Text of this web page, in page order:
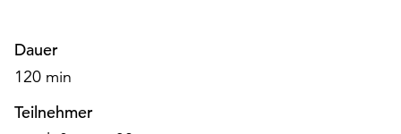
Weitere
Informationen
finden
Sie
Dauer
120 min
Teilnehmer